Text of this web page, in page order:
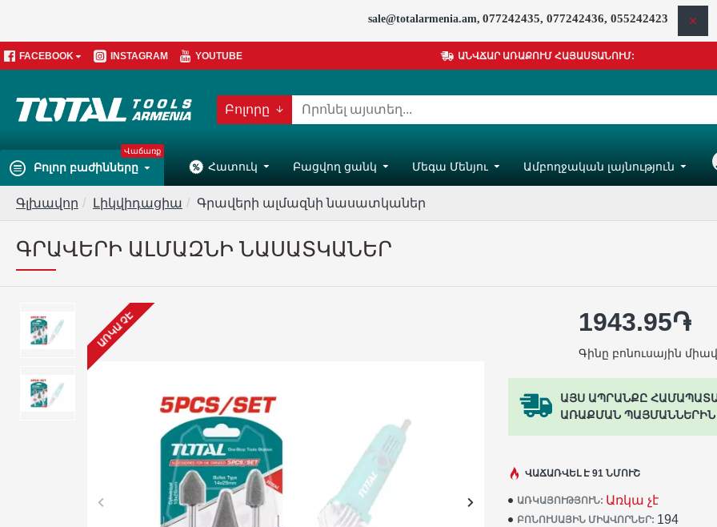
sale@totalarmenia.am, 077242435, 077242436, 055242423
FACEBOOK INSTAGRAM YOUTUBE ԱՆՎՃԱՐ ԱՌԱՔՈՒՄ ՀԱՅԱՍՏԱՆՈՒՄ:
Բոլորը
Բոլոր բաժինները
Վաճառք
Հատուկ Բացվող ցանկ Մեգա Մենյու Ամբողջական լայնություն
Գլխավոր Լիկվիդացիա Գրավերի ալմազնի նասատկաներ
ԳՐԱՎԵՐԻ ԱԼՄԱԶՆԻ ՆԱՍԱՏԿԱՆԵՐ
ԱՌԿԱ ՉԷ
ԱՅՍ ԱՊՐԱՆՔԸ
ԱՌԱՔՄԱՆ ՊԱՅՄԱՆՆԵՐԻՆ
ԱՌԿԱՅՈՒԹՅՈՒՆ: Առկա չէ
ԲՈՆՈՒՍԱՅԻՆ ՄԻԱՎՈՐՆԵՐ: 194
ՎԱՃԱՌՎԵԼ Է 91 ՆՄՈՒՇ
1943.95֏
Գինը բոնուսային